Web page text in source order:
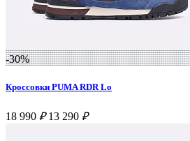
-30%
Кроссовки PUMA RDR Lo
18 990 ₽ 13 290 ₽